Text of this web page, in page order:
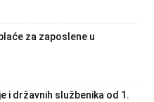
za zaposlene u
i državnih službenika od 1.